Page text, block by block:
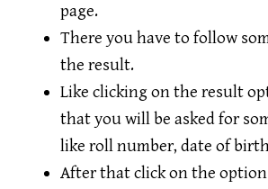
page.
There you have to follow
the result.
Like clicking on the result
that you will be asked for
like roll number, date of
After that click on the